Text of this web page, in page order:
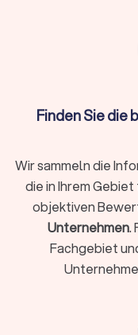
Stunden
Wochen
vergleichen
und buchen
Welche
buchen?
Die Auswahl an
Hier erhalten Sie
Ein Buffet zählt zu
Finden Sie die
Wir sammeln die
die in Ihrem
objektiven
Unternehmen.
Fachgebiet